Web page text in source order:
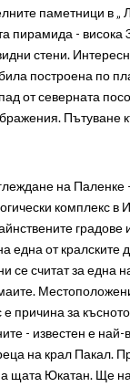
паметници в „
пирамида - висока
стени.
построена по
от северната
Пътуване
на Паленке
комплекс в
градове
една от кралските
се считат за една
причина за
- известен е най-
на крал Пакал.
щата Юкатан. Ще